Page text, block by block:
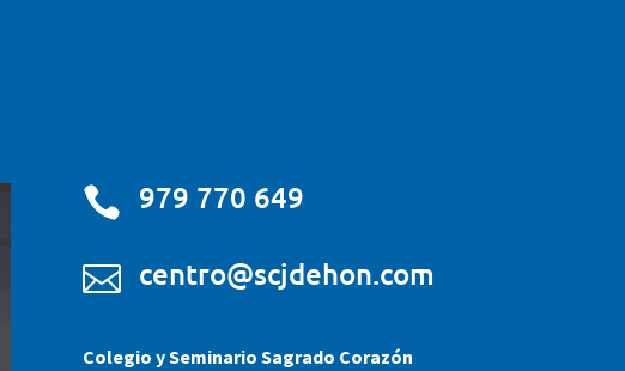
 979 770 649
 centro@scjdehon.com
Colegio y Seminario Sagrado Corazón